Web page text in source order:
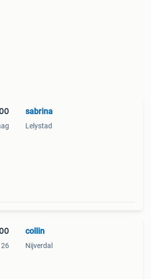
sabrina
Lelystad
26
collin
Nijverdal